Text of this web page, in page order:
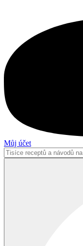
Můj účet
Search
...